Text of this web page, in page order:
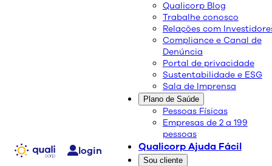
login
Qualicorp Blog
Trabalhe conosco
Relações com
Compliance e Canal de
Denúncia
Portal de privacidade
Sustentabilidade e ESG
Sala de Imprensa
Plano de Saúde
Pessoas Físicas
Empresas de 2 a 199
pessoas
Qualicorp Ajuda Fácil
Sou cliente
Alimentos para deixar o
tabagismo de lado